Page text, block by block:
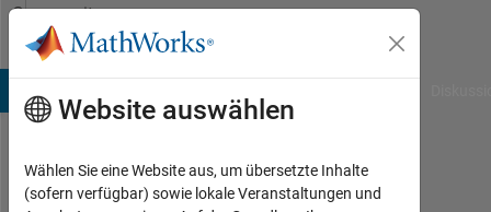
Weiter zum Inhalt
Community
Profile
wavinya
Website auswählen
Wählen Sie eine Website aus, um übersetzte Inhalte
(sofern verfügbar) sowie lokale Veranstaltungen und